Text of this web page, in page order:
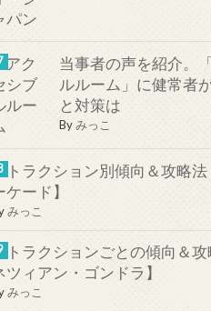
当事者の声を紹介。
ルルーム」に健常者
と対策は
Byみっこ
トラクション別傾向＆攻略
ケード】
みっこ
トラクションごとの傾向＆攻
ツィアン・ゴンドラ】
みっこ